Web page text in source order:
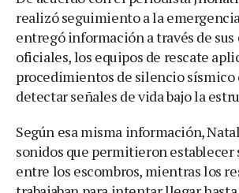
realizó seguimiento a la
entregó información a través de sus
oficiales, los equipos de rescate
procedimientos de silencio sísmico
detectar señales de vida bajo la
Según esa misma información,
sonidos que permitieron establecer
entre los escombros, mientras los